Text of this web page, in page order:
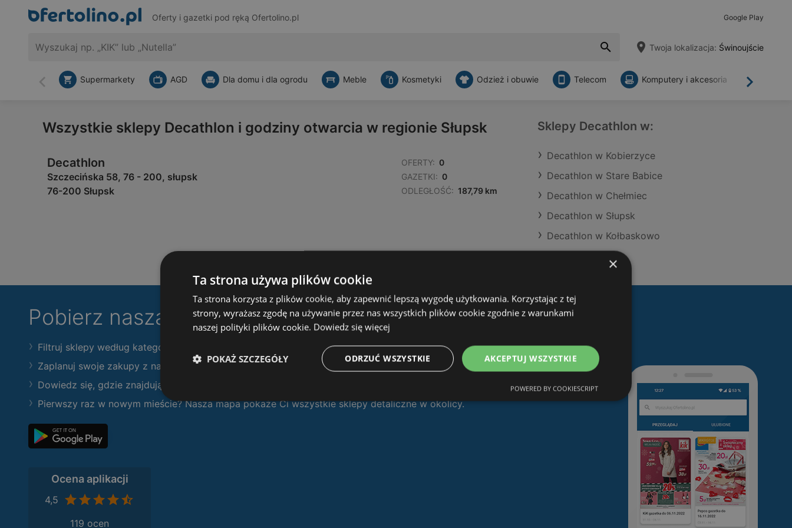
Oferty i gazetki pod ręką Ofertolino.pl Google Play
Twoja lokalizacja: Świnoujście
Wstecz Dalej
Supermarkety AGD Dla domu i dla ogrodu Meble Kosmetyki Odzież i obuwie Telecom Komputery i akcesoria
Wszystkie sklepy Decathlon i godziny otwarcia w regionie Słupsk
Decathlon
Szczecińska 58, 76 - 200, słupsk
76-200 Słupsk
OFERTY: 0
GAZETKI: 0
ODLEGŁOŚĆ: 187,79 km
Sklepy Decathlon w:
Decathlon w Kobierzyce
Decathlon w Stare Babice
Decathlon w Chełmiec
Decathlon w Słupsk
Decathlon w Kołbaskowo
Pobierz naszą aplikacjęOfertolino.pl:
Filtruj sklepy według kategorii i przeglądaj produkty i gazetki
Zaplanuj swoje zakupy z naszymi gazetkami
Dowiedz się, gdzie znajdują się nowe gazetki
Pierwszy raz w nowym mieście? Nasza mapa pokaże Ci wszystkie sklepy detaliczne w okolicy.
Ocena aplikacji
4,5
119 ocen
×
Ta strona używa plików cookie
Ta strona korzysta z plików cookie, aby zapewnić lepszą wygodę użytkowania. Korzystając z tej
strony, wyrażasz zgodę na używanie przez nas wszystkich plików cookie zgodnie z warunkami
naszej polityki plików cookie. Dowiedz się więcej
AKCEPTUJ WSZYSTKIE
ODRZUĆ WSZYSTKIE
POKAŻ SZCZEGÓŁY
POWERED BY COOKIESCRIPT